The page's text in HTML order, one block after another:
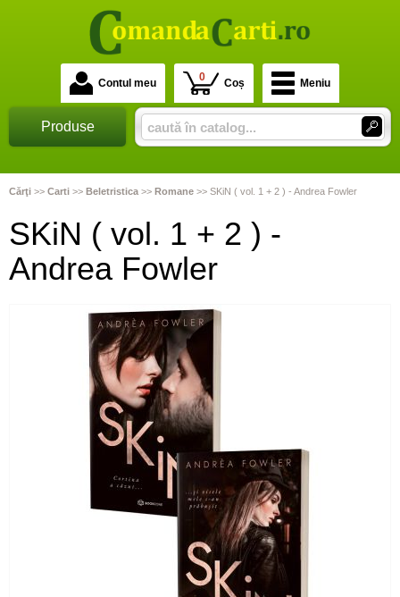
Contul meu 0 Coș Meniu
Produse
Cărţi >> Carti >> Beletristica >> Romane >> SKiN ( vol. 1 + 2 ) - Andrea Fowler
SKiN ( vol. 1 + 2 ) -
Andrea Fowler